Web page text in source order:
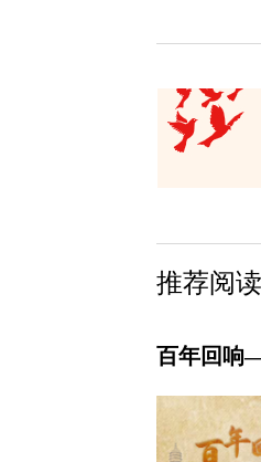
推荐阅读
百年回响